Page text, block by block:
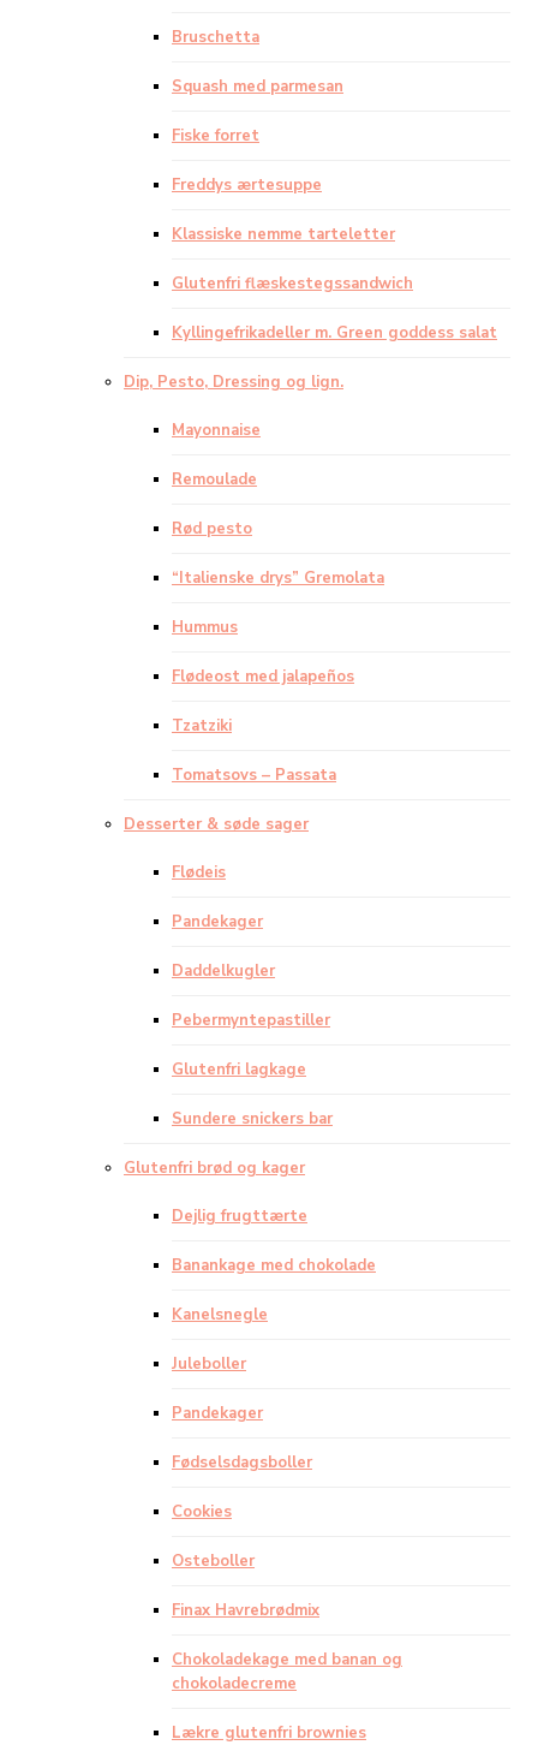
Bruschetta
Squash med parmesan
Fiske forret
Freddys ærtesuppe
Klassiske nemme tarteletter
Glutenfri flæskestegssandwich
Kyllingefrikadeller m. Green goddess salat
Dip, Pesto, Dressing og lign.
Mayonnaise
Remoulade
Rød pesto
“Italienske drys” Gremolata
Hummus
Flødeost med jalapeños
Tzatziki
Tomatsovs – Passata
Desserter & søde sager
Flødeis
Pandekager
Daddelkugler
Pebermyntepastiller
Glutenfri lagkage
Sundere snickers bar
Glutenfri brød og kager
Dejlig frugttærte
Banankage med chokolade
Kanelsnegle
Juleboller
Pandekager
Fødselsdagsboller
Cookies
Osteboller
Finax Havrebrødmix
Chokoladekage med banan og
chokoladecreme
Lækre glutenfri brownies